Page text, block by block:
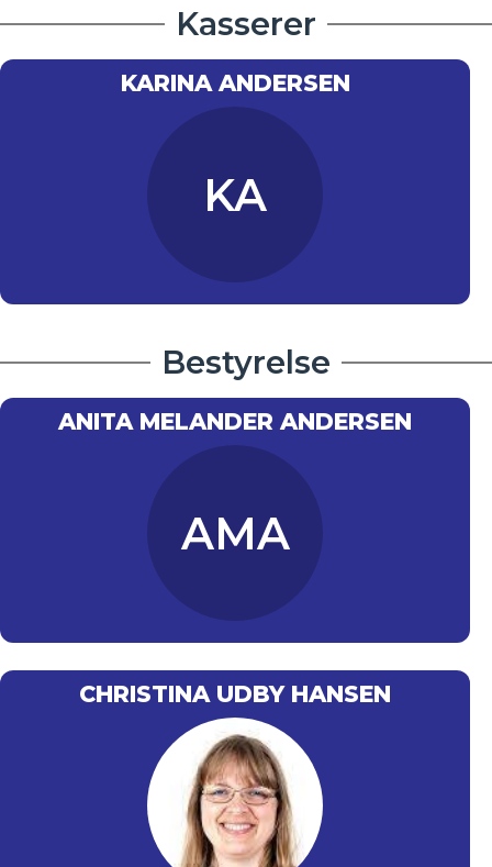
Kasserer
KARINA ANDERSEN
KA
Bestyrelse
ANITA MELANDER ANDERSEN
AMA
CHRISTINA UDBY HANSEN